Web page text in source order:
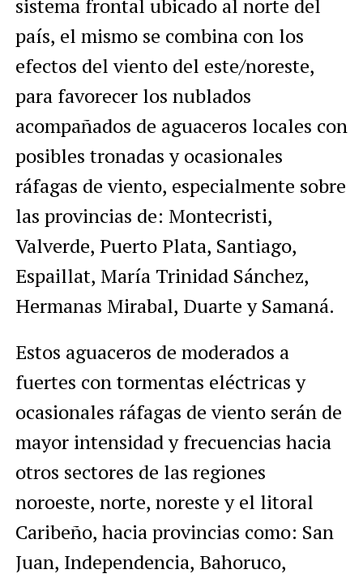
sistema frontal ubicado al norte del
país, el mismo se combina con los
efectos del viento del este/noreste,
para favorecer los nublados
acompañados de aguaceros locales con
posibles tronadas y ocasionales
ráfagas de viento, especialmente sobre
las provincias de: Montecristi,
Valverde, Puerto Plata, Santiago,
Espaillat, María Trinidad Sánchez,
Hermanas Mirabal, Duarte y Samaná.
Estos aguaceros de moderados a
fuertes con tormentas eléctricas y
ocasionales ráfagas de viento serán de
mayor intensidad y frecuencias hacia
otros sectores de las regiones
noroeste, norte, noreste y el litoral
Caribeño, hacia provincias como: San
Juan, Independencia, Bahoruco,